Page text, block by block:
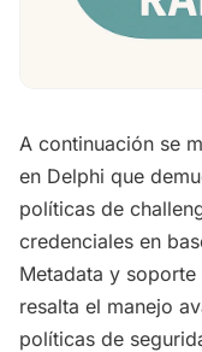
A continuación se
en Delphi que
políticas de
credenciales en
Metadata y
resalta el manejo
políticas de